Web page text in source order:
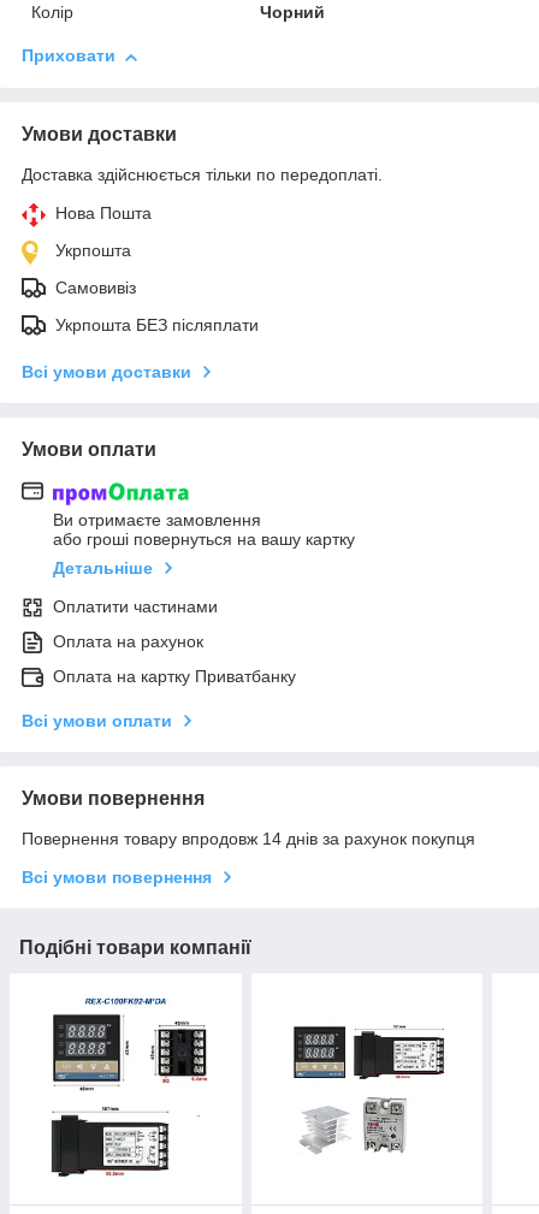
Колір
Чорний
Приховати
Умови доставки
Доставка здійснюється тільки по передоплаті.
Нова Пошта
Укрпошта
Самовивіз
Укрпошта БЕЗ післяплати
Всі умови доставки
Умови оплати
Ви отримаєте замовлення
або гроші повернуться на вашу картку
Детальніше
Оплатити частинами
Оплата на рахунок
Оплата на картку Приватбанку
Всі умови оплати
Умови повернення
Повернення товару впродовж 14 днів за рахунок покупця
Всі умови повернення
Подібні товари компанії